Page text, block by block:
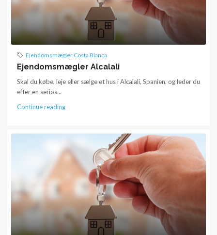
Ejendomsmægler Costa Blanca
Ejendomsmægler Alcalali
Skal du købe, leje eller sælge et hus i Alcalali, Spanien, og leder du
efter en seriøs...
Continue reading